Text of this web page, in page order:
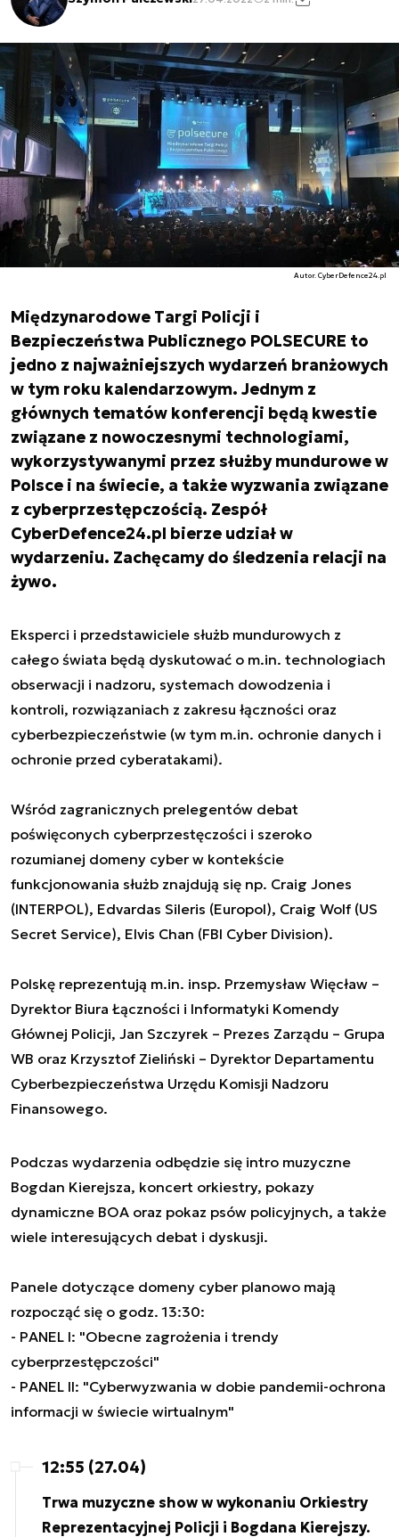
Autor. CyberDefence24.pl
Międzynarodowe Targi Policji i
Bezpieczeństwa Publicznego POLSECURE to
jedno z najważniejszych wydarzeń branżowych
w tym roku kalendarzowym. Jednym z
głównych tematów konferencji będą kwestie
związane z nowoczesnymi technologiami,
wykorzystywanymi przez służby mundurowe w
Polsce i na świecie, a także wyzwania związane
z cyberprzestępczością. Zespół
CyberDefence24.pl bierze udział w
wydarzeniu. Zachęcamy do śledzenia relacji na
żywo.
Eksperci i przedstawiciele służb mundurowych z
całego świata będą dyskutować o m.in. technologiach
obserwacji i nadzoru, systemach dowodzenia i
kontroli, rozwiązaniach z zakresu łączności oraz
cyberbezpieczeństwie (w tym m.in. ochronie danych i
ochronie przed cyberatakami).
Wśród zagranicznych prelegentów debat
poświęconych cyberprzestęczości i szeroko
rozumianej domeny cyber w kontekście
funkcjonowania służb znajdują się np. Craig Jones
(INTERPOL), Edvardas Sileris (Europol), Craig Wolf (US
Secret Service), Elvis Chan (FBI Cyber Division).
Polskę reprezentują m.in. insp. Przemysław Więcław –
Dyrektor Biura Łączności i Informatyki Komendy
Głównej Policji, Jan Szczyrek – Prezes Zarządu – Grupa
WB oraz Krzysztof Zieliński – Dyrektor Departamentu
Cyberbezpieczeństwa Urzędu Komisji Nadzoru
Finansowego.
Podczas wydarzenia odbędzie się intro muzyczne
Bogdan Kierejsza, koncert orkiestry, pokazy
dynamiczne BOA oraz pokaz psów policyjnych, a także
wiele interesujących debat i dyskusji.
Panele dotyczące domeny cyber planowo mają
rozpocząć się o godz. 13:30:
- PANEL I: "Obecne zagrożenia i trendy
cyberprzestępczości"
- PANEL II: "Cyberwyzwania w dobie pandemii-ochrona
informacji w świecie wirtualnym"
12:55 (27.04)
Trwa muzyczne show w wykonaniu Orkiestry
Reprezentacyjnej Policji i Bogdana Kierejszy.